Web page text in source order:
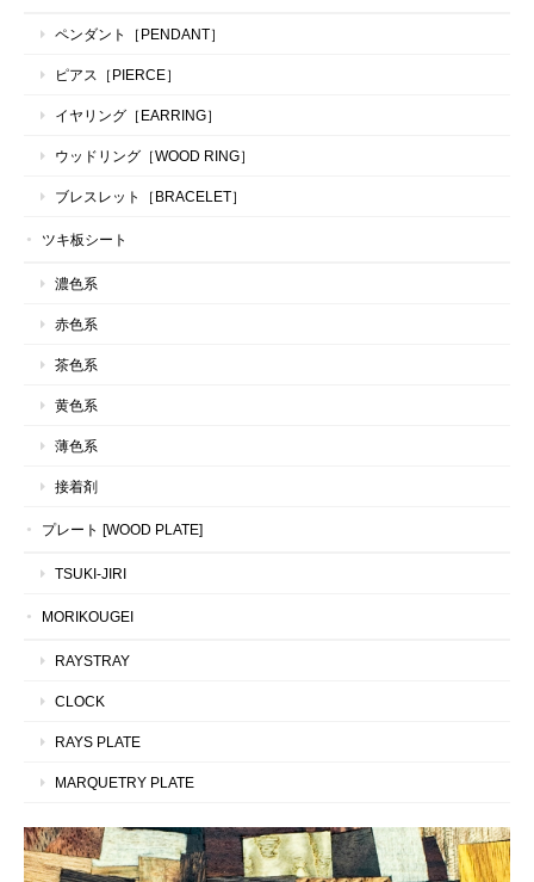
ペンダント［PENDANT］
ピアス［PIERCE］
イヤリング［EARRING］
ウッドリング［WOOD RING］
ブレスレット［BRACELET］
ツキ板シート
濃色系
赤色系
茶色系
黄色系
薄色系
接着剤
プレート [WOOD PLATE]
TSUKI-JIRI
MORIKOUGEI
RAYSTRAY
CLOCK
RAYS PLATE
MARQUETRY PLATE